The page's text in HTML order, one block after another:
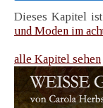
Dieses Kapitel
und Moden im
alle Kapitel sehen